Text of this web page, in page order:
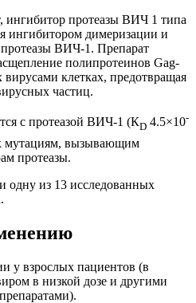
ингибитор протеазы ВИЧ 1 типа
ингибитором димеризации и
протеазы ВИЧ-1. Препарат
полипротеинов Gag-
клетках, предотвращая
частиц.
с протеазой ВИЧ-1 (КD 4.5×10-
мутациям, вызывающим
протеазы.
одну из 13 исследованных
у взрослых пациентов (в
в низкой дозе и другими